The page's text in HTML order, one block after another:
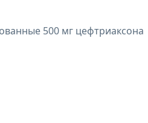
500 мг цефтриаксона